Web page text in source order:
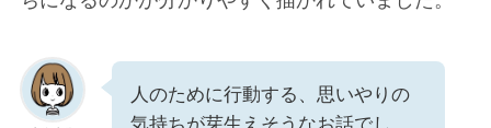
人のために行動する、思いやりの